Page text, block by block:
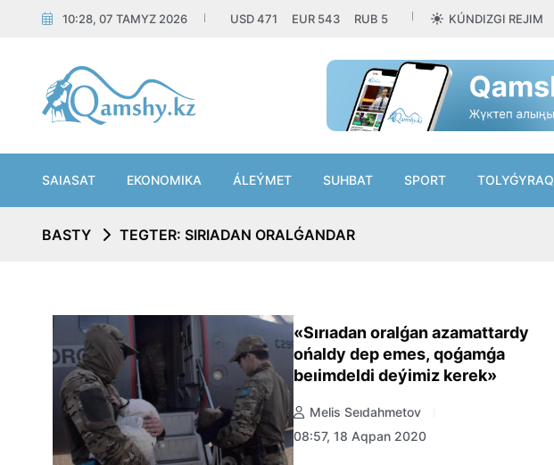
10:28, 07 TAMYZ 2026 USD471 EUR 543 RUB 5 KÚNDIZGI REJIM
SAIASAT EKONOMIKA ÁLEÝMET SUHBAT SPORT TOLYǴYRAQ
BASTY TEGTER: SIRIADAN ORALǴANDAR
«Sırıadan oralǵan azamattardy
ońaldy dep emes, qoǵamǵa
beıimdeldi deýimiz kerek»
Melis Seıdahmetov
08:57, 18 Aqpan 2020